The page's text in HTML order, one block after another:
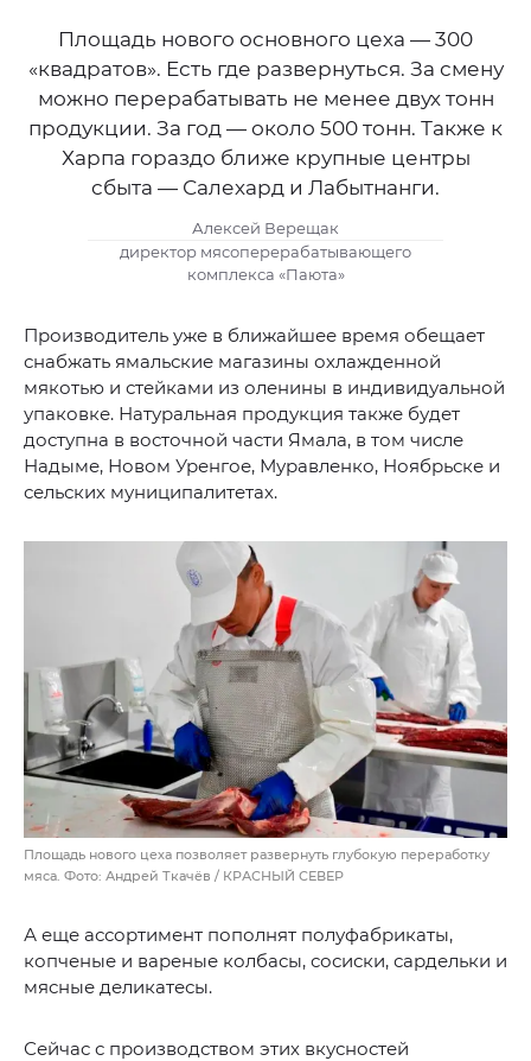
Площадь нового основного цеха — 300
«квадратов». Есть где развернуться. За смену
можно перерабатывать не менее двух тонн
продукции. За год — около 500 тонн. Также к
Харпа гораздо ближе крупные центры
сбыта — Салехард и Лабытнанги.
Алексей Верещак
директор мясоперерабатывающего
комплекса «Паюта»
Производитель уже в ближайшее время обещает
снабжать ямальские магазины охлажденной
мякотью и стейками из оленины в индивидуальной
упаковке. Натуральная продукция также будет
доступна в восточной части Ямала, в том числе
Надыме, Новом Уренгое, Муравленко, Ноябрьске и
сельских муниципалитетах.
Площадь нового цеха позволяет развернуть глубокую переработку
мяса. Фото: Андрей Ткачёв / КРАСНЫЙ СЕВЕР
А еще ассортимент пополнят полуфабрикаты,
копченые и вареные колбасы, сосиски, сардельки и
мясные деликатесы.
Сейчас с производством этих вкусностей